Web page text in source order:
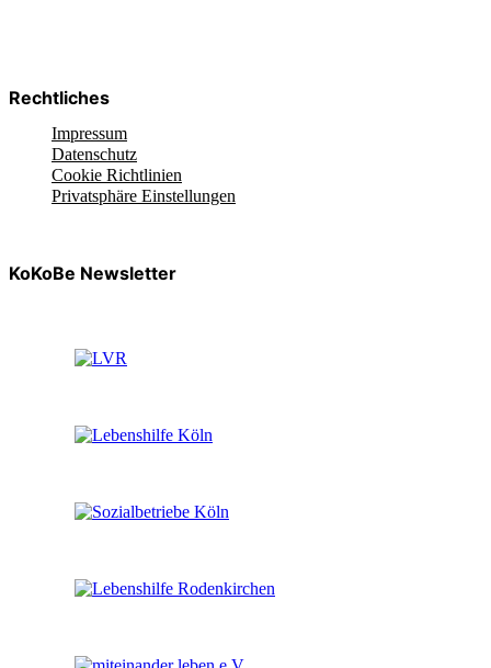
Rechtliches
Impressum
Datenschutz
Cookie Richtlinien
Privatsphäre Einstellungen
KoKoBe Newsletter